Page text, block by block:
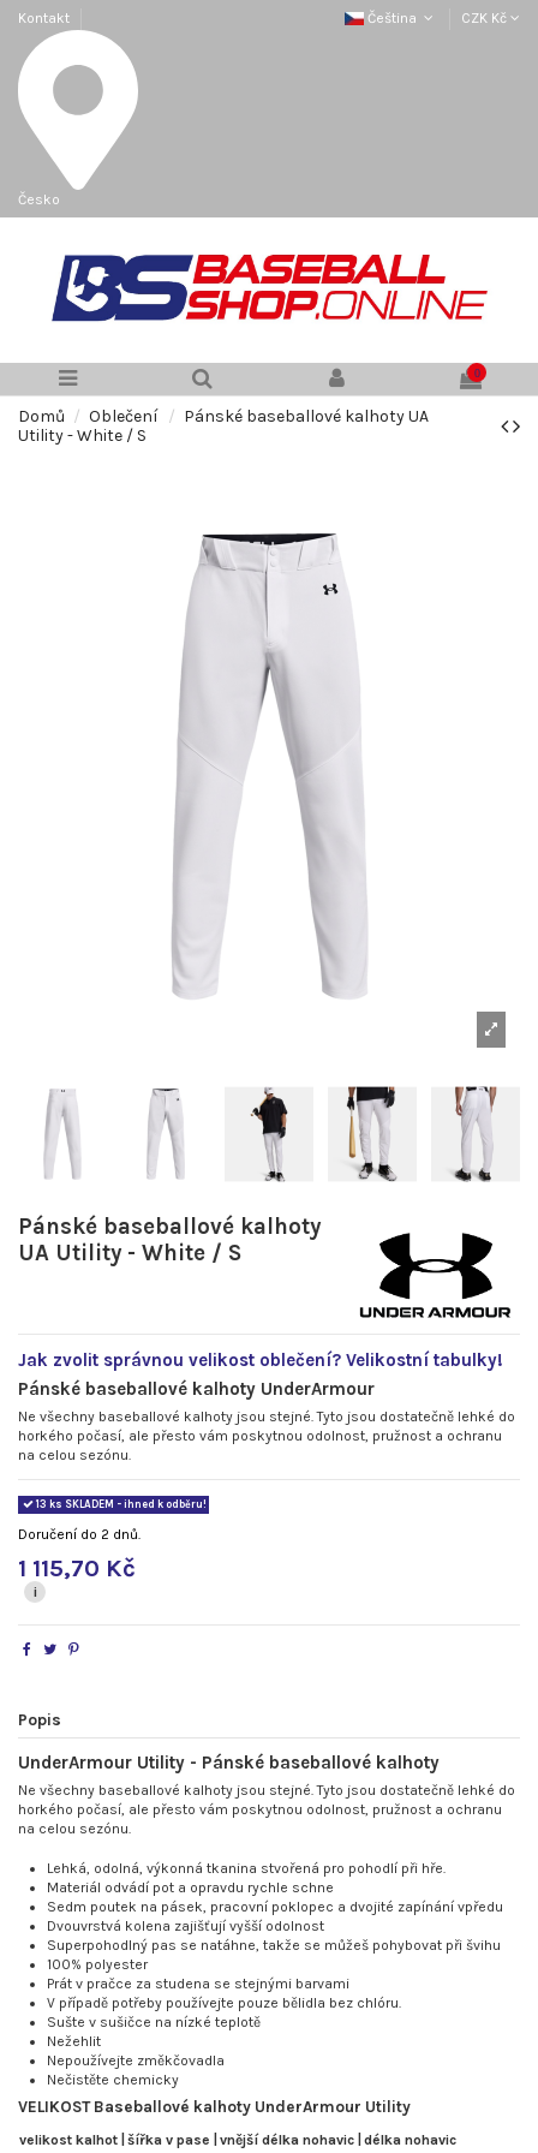
Kontakt
Česko
Čeština CZK Kč
0
Domů Oblečení
Pánské baseballové kalhoty UA
Utility - White / S
Pánské baseballové kalhoty
UA Utility - White / S
Jak zvolit správnou velikost oblečení? Velikostní tabulky!
Pánské baseballové kalhoty UnderArmour
Ne všechny baseballové kalhoty jsou stejné. Tyto jsou dostatečně lehké do
horkého počasí, ale přesto vám poskytnou odolnost, pružnost a ochranu
na celou sezónu.
13 ks SKLADEM - ihned k odběru!
Doručení do 2 dnů.
1 115,70 Kč
i
Popis
UnderArmour Utility - Pánské baseballové kalhoty
Ne všechny baseballové kalhoty jsou stejné. Tyto jsou dostatečně lehké do
horkého počasí, ale přesto vám poskytnou odolnost, pružnost a ochranu
na celou sezónu.
Lehká, odolná, výkonná tkanina stvořená pro pohodlí při hře.
Materiál odvádí pot a opravdu rychle schne
Sedm poutek na pásek, pracovní poklopec a dvojité zapínání vpředu
Dvouvrstvá kolena zajišťují vyšší odolnost
Superpohodlný pas se natáhne, takže se můžeš pohybovat při švihu
100% polyester
Prát v pračce za studena se stejnými barvami
V případě potřeby používejte pouze bělidla bez chlóru.
Sušte v sušičce na nízké teplotě
Nežehlit
Nepoužívejte změkčovadla
Nečistěte chemicky
VELIKOST Baseballové kalhoty UnderArmour Utility
velikost kalhot | šířka v pase | vnější délka nohavic | délka nohavic